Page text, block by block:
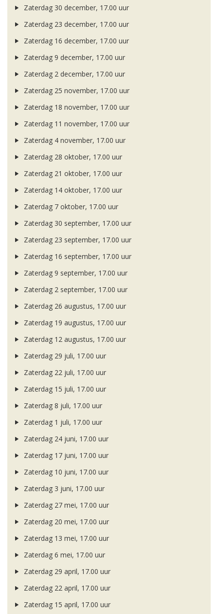
Zaterdag 30 december, 17.00 uur
Zaterdag 23 december, 17.00 uur
Zaterdag 16 december, 17.00 uur
Zaterdag 9 december, 17.00 uur
Zaterdag 2 december, 17.00 uur
Zaterdag 25 november, 17.00 uur
Zaterdag 18 november, 17.00 uur
Zaterdag 11 november, 17.00 uur
Zaterdag 4 november, 17.00 uur
Zaterdag 28 oktober, 17.00 uur
Zaterdag 21 oktober, 17.00 uur
Zaterdag 14 oktober, 17.00 uur
Zaterdag 7 oktober, 17.00 uur
Zaterdag 30 september, 17.00 uur
Zaterdag 23 september, 17.00 uur
Zaterdag 16 september, 17.00 uur
Zaterdag 9 september, 17.00 uur
Zaterdag 2 september, 17.00 uur
Zaterdag 26 augustus, 17.00 uur
Zaterdag 19 augustus, 17.00 uur
Zaterdag 12 augustus, 17.00 uur
Zaterdag 29 juli, 17.00 uur
Zaterdag 22 juli, 17.00 uur
Zaterdag 15 juli, 17.00 uur
Zaterdag 8 juli, 17.00 uur
Zaterdag 1 juli, 17.00 uur
Zaterdag 24 juni, 17.00 uur
Zaterdag 17 juni, 17.00 uur
Zaterdag 10 juni, 17.00 uur
Zaterdag 3 juni, 17.00 uur
Zaterdag 27 mei, 17.00 uur
Zaterdag 20 mei, 17.00 uur
Zaterdag 13 mei, 17.00 uur
Zaterdag 6 mei, 17.00 uur
Zaterdag 29 april, 17.00 uur
Zaterdag 22 april, 17.00 uur
Zaterdag 15 april, 17.00 uur